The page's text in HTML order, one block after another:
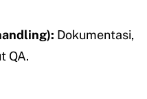
Dokumentasi,
QA.